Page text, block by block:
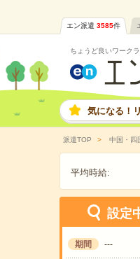
エン派遣 3585件
ちょうど良いワーク
気になる！
派遣TOP 中国・四
平均時給:
設定
期間 ---